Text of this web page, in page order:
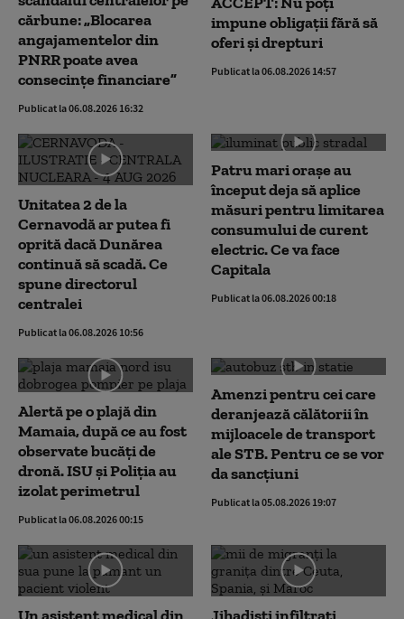
cărbune: „Blocarea
angajamentelor din
PNRR poate avea
consecințe financiare”
Publicat la 06.08.2026 16:32
impune obligații fără să
oferi și drepturi
Publicat la 06.08.2026 14:57
Unitatea 2 de la
Cernavodă ar putea fi
oprită dacă Dunărea
continuă să scadă. Ce
spune directorul
centralei
Publicat la 06.08.2026 10:56
Patru mari orașe au
început deja să aplice
măsuri pentru limitarea
consumului de curent
electric. Ce va face
Capitala
Publicat la 06.08.2026 00:18
Alertă pe o plajă din
Mamaia, după ce au fost
observate bucăți de
dronă. ISU și Poliția au
izolat perimetrul
Publicat la 06.08.2026 00:15
Amenzi pentru cei care
deranjează călătorii în
mijloacele de transport
ale STB. Pentru ce se vor
da sancțiuni
Publicat la 05.08.2026 19:07
Un asistent medical din Jihadiști infiltrați